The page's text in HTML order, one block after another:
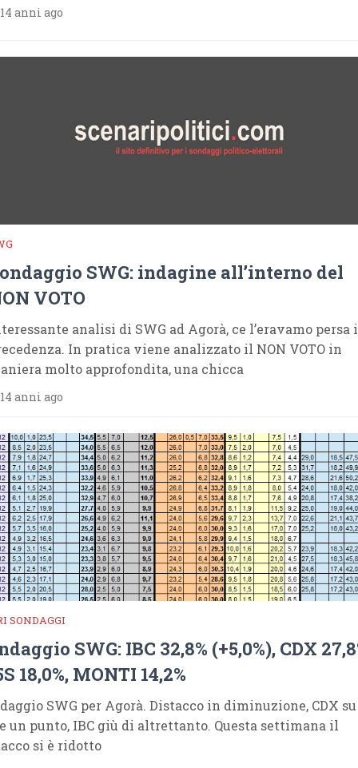
anni ago
SWG: indagine all’interno del
VOTO
analisi di SWG ad Agorà, ce l’eravamo persa
In pratica viene analizzato il NON VOTO in
molto approfondita, una chicca
anni ago
SONDAGGI
SWG: IBC 32,8% (+5,0%), CDX
18,0%, MONTI 14,2%
SWG per Agorà. Distacco in diminuzione, CDX
un punto, IBC giù di altrettanto. Questa settimana il
si è ridotto